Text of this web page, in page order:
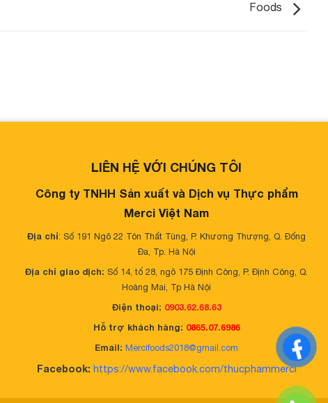
Foods
LIÊN HỆ VỚI CHÚNG TÔI
Công ty TNHH Sản xuất và Dịch vụ Thực phẩm
Merci Việt Nam
Địa chỉ: Số 191 Ngõ 22 Tôn Thất Tùng, P. Khương Thượng, Q. Đống
Đa, Tp. Hà Nội
Địa chỉ giao dịch: Số 14, tổ 28, ngõ 175 Định Công, P. Định Công, Q.
Hoàng Mai, Tp Hà Nội
Điện thoại: 0903.62.68.63
Hỗ trợ khách hàng: 0865.07.6986
Email: Mercifoods2018@gmail.com
Facebook: https://www.facebook.com/thucphammerci